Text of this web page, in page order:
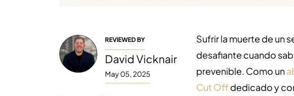
REVIEWED BY
David Vicknair
May 05, 2025
Sufrir la muerte de un
desafiante cuando
prevenible. Como un
Cut Offdedicado y